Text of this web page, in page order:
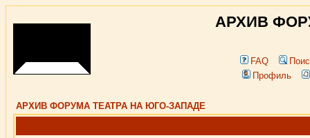
АРХИВ
FAQ
Профиль
АРХИВ ФОРУМА ТЕАТРА НА ЮГО-ЗАПАДЕ